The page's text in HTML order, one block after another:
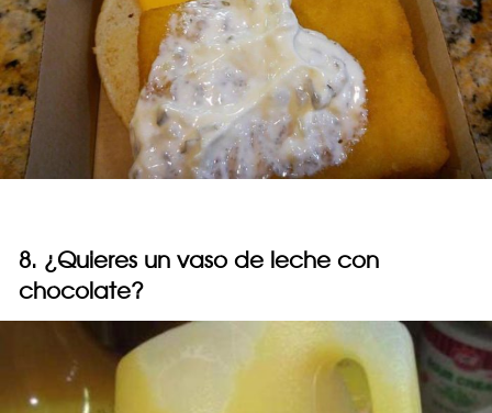
8. ¿Quieres un vaso de leche con
chocolate?